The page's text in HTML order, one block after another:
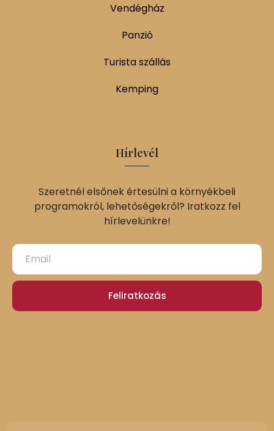
Vendégház
Panzió
Turista szállás
Kemping
Hírlevél
Szeretnél elsőnek értesülni a környékbeli
programokról, lehetőségekről? Iratkozz fel
hírlevelünkre!
Feliratkozás